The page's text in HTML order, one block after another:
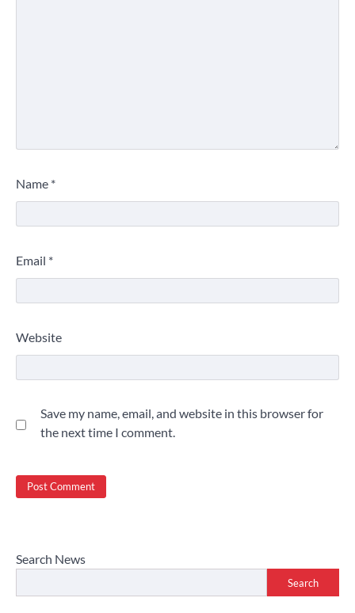
Name *
Email *
Website
Save my name, email, and website in this browser for
the next time I comment.
Search News
Search